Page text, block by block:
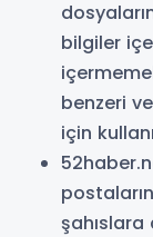
bilgiler
benzeri
için